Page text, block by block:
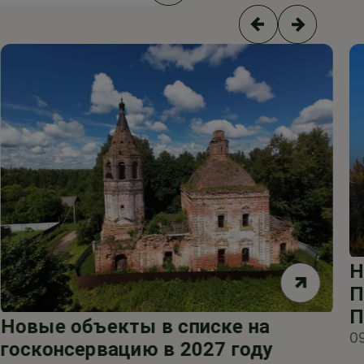
Новые объекты в списке на
госконсервацию в 2027 году